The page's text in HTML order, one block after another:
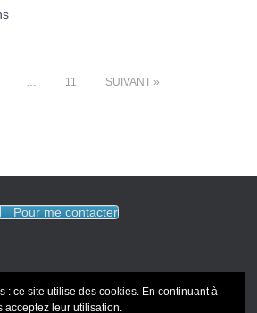
… 11 SUIVANT
Pour me contacter
BLOG REVUE DE PRESSE
: ce site utilise des cookies. En continuant à
acceptez leur utilisation.